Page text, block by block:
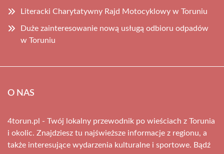
Literacki Charytatywny Rajd Motocyklowy w Toruniu
Duże zainteresowanie nową usługą odbioru odpadów
w Toruniu
O NAS
4torun.pl - Twój lokalny przewodnik po wieściach z Torunia
i okolic. Znajdziesz tu najświeższe informacje z regionu, a
także interesujące wydarzenia kulturalne i sportowe. Bądź